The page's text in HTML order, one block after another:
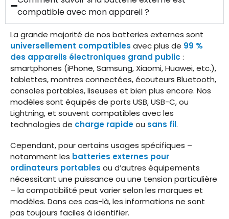
compatible avec mon appareil ?
La grande majorité de nos batteries externes sont
universellement compatibles avec plus de 99 %
des appareils électroniques grand public :
smartphones (iPhone, Samsung, Xiaomi, Huawei, etc.),
tablettes, montres connectées, écouteurs Bluetooth,
consoles portables, liseuses et bien plus encore. Nos
modèles sont équipés de ports USB, USB-C, ou
Lightning, et souvent compatibles avec les
technologies de charge rapideou sans fil.
Cependant, pour certains usages spécifiques –
notamment les batteries externes pour
ordinateurs portables ou d’autres équipements
nécessitant une puissance ou une tension particulière
– la compatibilité peut varier selon les marques et
modèles. Dans ces cas-là, les informations ne sont
pas toujours faciles à identifier.